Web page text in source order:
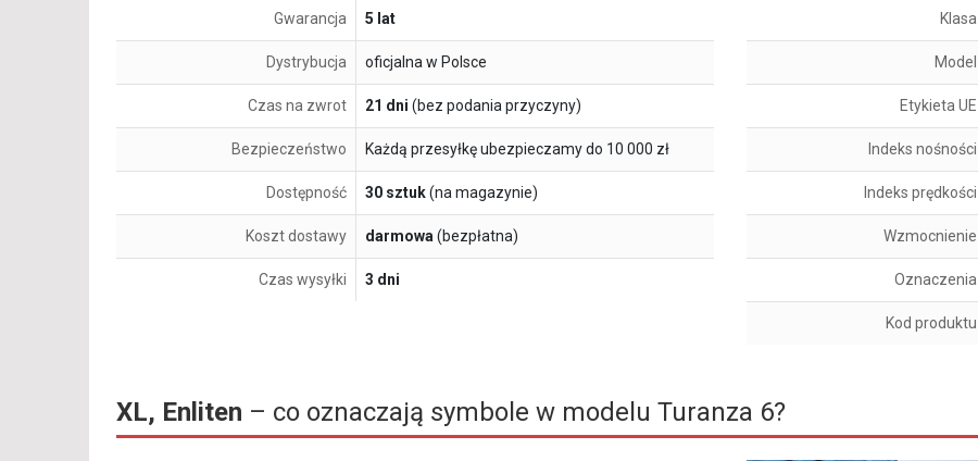
Gwarancja 5 lat
Dystrybucja oficjalna w Polsce
Czas na zwrot 21 dni (bez podania przyczyny)
Bezpieczeństwo Każdą przesyłkę ubezpieczamy do 10 000 zł
Dostępność 30 sztuk(na magazynie)
Koszt dostawy darmowa(bezpłatna)
Czas wysyłki 3 dni
Klasa
Model
Etykieta UE
Indeks nośności
Indeks prędkości
Wzmocnienie
Oznaczenia
Kod produktu
XL, Enliten – co oznaczają symbole w modelu Turanza 6?